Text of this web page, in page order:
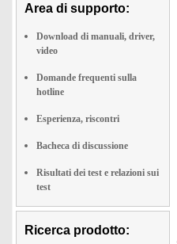
Area di supporto:
Download di manuali, driver,
video
Domande frequenti sulla
hotline
Esperienza, riscontri
Bacheca di discussione
Risultati dei test e relazioni sui
test
Ricerca prodotto: